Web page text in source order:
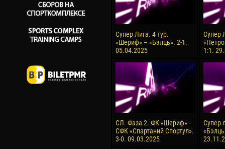
Супер Лига. 4 тур.
«Шериф» – «Бэлць». 2-1.
05.04.2025
Супер
1:1.
СЛ. Фаза 2. ФК «Шериф» -
СФК «Спартаний Спортул».
3-0. 09.03.2025
Супер